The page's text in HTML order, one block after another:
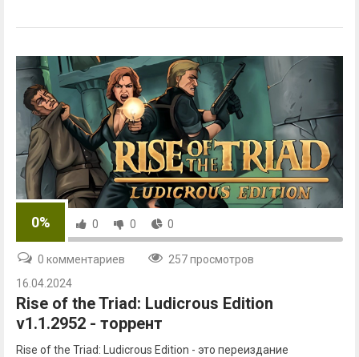
0% 0 0 0
0 комментариев
257 просмотров
16.04.2024
Rise of the Triad: Ludicrous Edition
v1.1.2952 - торрент
Rise of the Triad: Ludicrous Edition - это переиздание